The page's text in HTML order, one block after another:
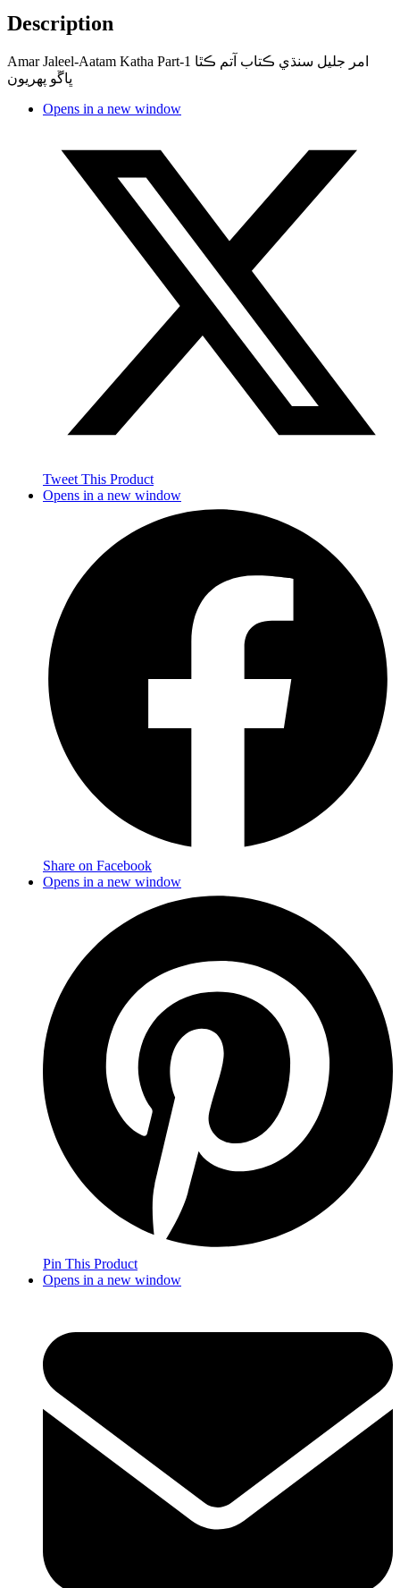
Description
Amar Jaleel-Aatam Katha Part-1 امر جليل سنڌي ڪتاب آتم ڪٿا
ڀاڱو پھريون
Opens in a new window
Tweet This Product
Opens in a new window
Share on Facebook
Opens in a new window
Pin This Product
Opens in a new window